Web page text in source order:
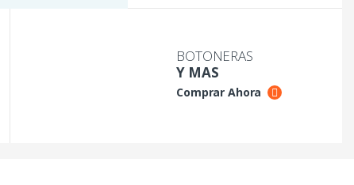
BOTONERAS
Y MAS
Comprar Ahora